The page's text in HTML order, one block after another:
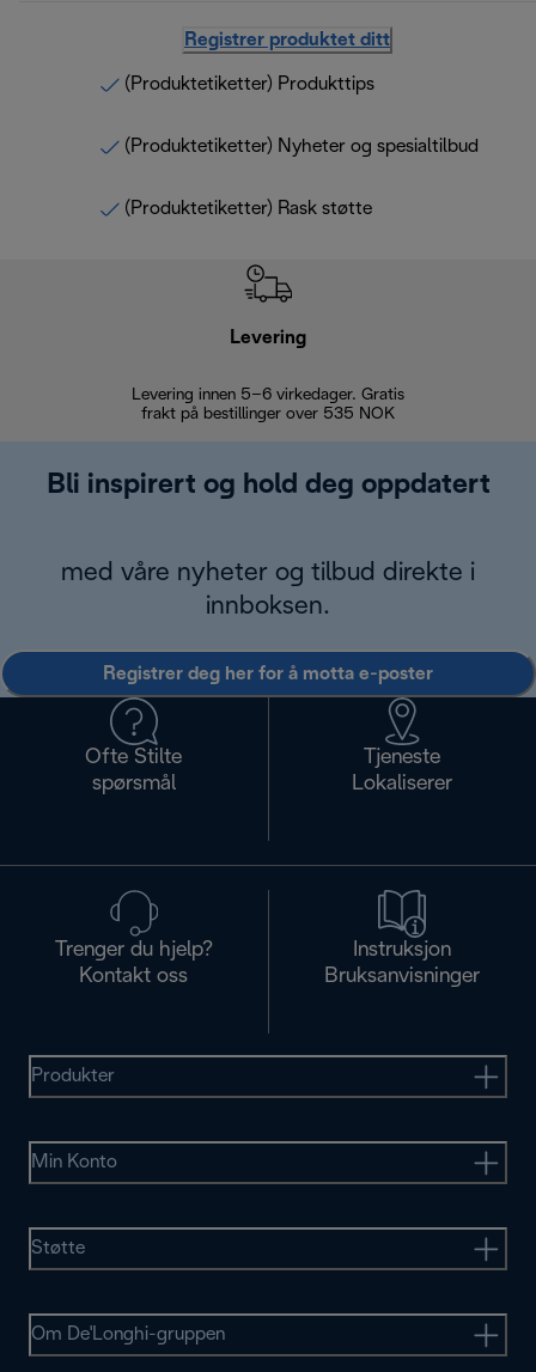
Registrer produktet ditt
(Produktetiketter) Produkttips
(Produktetiketter) Nyheter og spesialtilbud
(Produktetiketter) Rask støtte
Levering
Levering innen 5–6 virkedager. Gratis
frakt på bestillinger over 535 NOK
Bli inspirert og hold deg oppdatert
med våre nyheter og tilbud direkte i
innboksen.
Registrer deg her for å motta e-poster
Ofte Stilte
spørsmål
Tjeneste
Lokaliserer
Trenger du hjelp?
Kontakt oss
Instruksjon
Bruksanvisninger
Produkter
Min Konto
Støtte
Om De'Longhi-gruppen